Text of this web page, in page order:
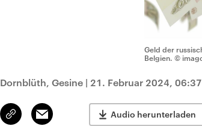
Geld der
Belgien. ©
Dornblüth, Gesine | 21. Februar 2024,
Link
kopieren/teilen
Email Audio herunterladen